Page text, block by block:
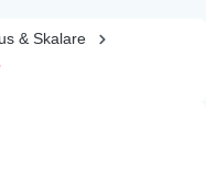
& Skalare